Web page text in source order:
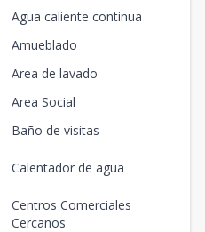
Agua caliente continua
Amueblado
Area de lavado
Area Social
Baño de visitas
Calentador de agua
Centros Comerciales
Cercanos